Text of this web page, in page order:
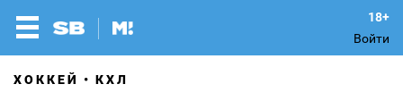
Войти
ХОККЕЙ КХЛ